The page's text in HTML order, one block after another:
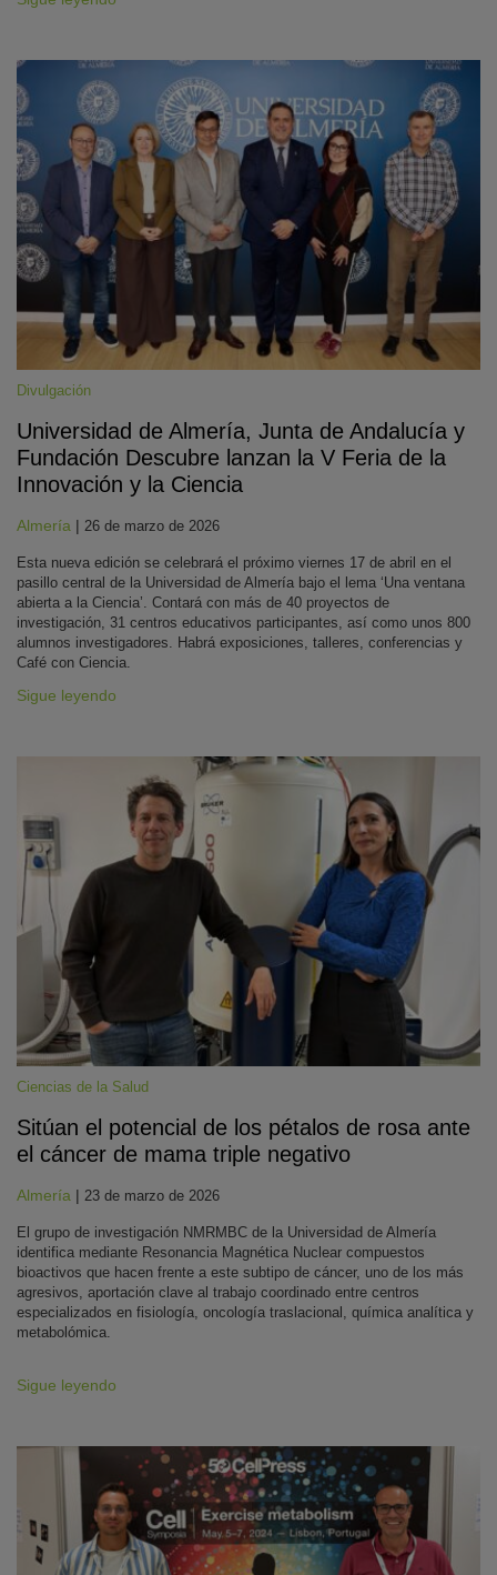
Divulgación
Universidad de Almería, Junta de Andalucía y
Fundación Descubre lanzan la V Feria de la
Innovación y la Ciencia
Almería | 26 de marzo de 2026
Esta nueva edición se celebrará el próximo viernes 17 de abril en el
pasillo central de la Universidad de Almería bajo el lema ‘Una ventana
abierta a la Ciencia’. Contará con más de 40 proyectos de
investigación, 31 centros educativos participantes, así como unos 800
alumnos investigadores. Habrá exposiciones, talleres, conferencias y
Café con Ciencia.
Sigue leyendo
Ciencias de la Salud
Sitúan el potencial de los pétalos de rosa ante
el cáncer de mama triple negativo
Almería | 23 de marzo de 2026
El grupo de investigación NMRMBC de la Universidad de Almería
identifica mediante Resonancia Magnética Nuclear compuestos
bioactivos que hacen frente a este subtipo de cáncer, uno de los más
agresivos, aportación clave al trabajo coordinado entre centros
especializados en fisiología, oncología traslacional, química analítica y
metabolómica.
Sigue leyendo